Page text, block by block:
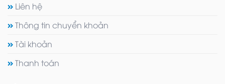
Liên hệ
Thông tin chuyển khoản
Tài khoản
Thanh toán